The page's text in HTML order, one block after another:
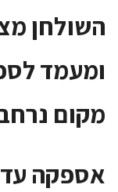
השולחן
ומעמד
מקום
אספקה עד 21 ימי עסקים